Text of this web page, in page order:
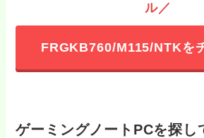
ル／
FRGKB760/M115/NTKを
ゲーミングノートPCを探し